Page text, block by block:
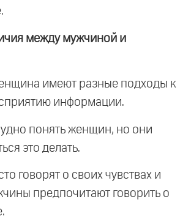
между мужчиной и
имеют разные подходы к
информации.
понять женщин, но они
это делать.
говорят о своих чувствах и
предпочитают говорить о